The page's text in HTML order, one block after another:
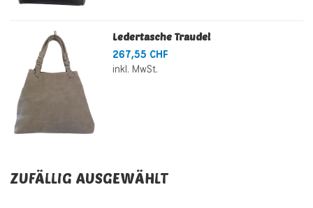
Ledertasche Traudel
267,55 CHF
inkl. MwSt.
ZUFÄLLIG AUSGEWÄHLT